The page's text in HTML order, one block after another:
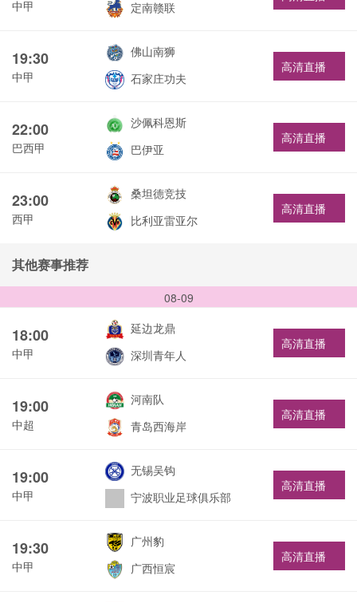
中甲 定南赣联
19:30
中甲
佛山南狮
石家庄功夫
高清直播
22:00
巴西甲
沙佩科恩斯
巴伊亚
高清直播
23:00
西甲
桑坦德竞技
比利亚雷亚尔
高清直播
其他赛事推荐
08-09
18:00
中甲
延边龙鼎
深圳青年人
高清直播
19:00
中超
河南队
青岛西海岸
高清直播
19:00
中甲
无锡吴钩
宁波职业足球俱乐部
高清直播
19:30
中甲
广州豹
广西恒宸
高清直播